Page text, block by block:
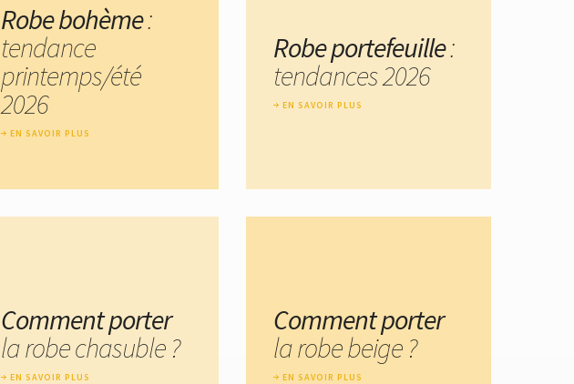
Robe bohème:
tendance
printemps/été
2026
EN SAVOIR PLUS
Robe portefeuille:
tendances 2026
EN SAVOIR PLUS
Comment porter
la robe chasuble ?
EN SAVOIR PLUS
Comment porter
la robe beige ?
EN SAVOIR PLUS